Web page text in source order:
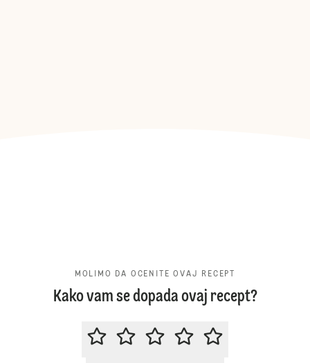
MOLIMO DA OCENITE OVAJ RECEPT
Kako vam se dopada ovaj recept?
MOLIMO DA OCENITE OVAJ